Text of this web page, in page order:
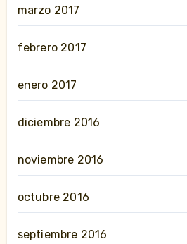
marzo 2017
febrero 2017
enero 2017
diciembre 2016
noviembre 2016
octubre 2016
septiembre 2016